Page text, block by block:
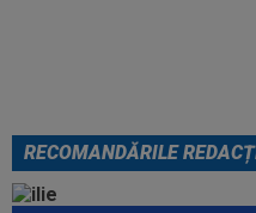
RECOMANDĂRILE